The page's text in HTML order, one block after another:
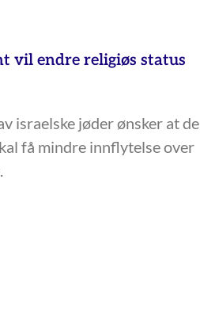
vil endre religiøs status
israelske jøder ønsker at de
få mindre innflytelse over